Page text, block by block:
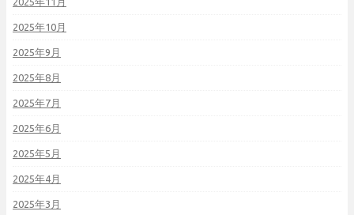
2025年10月
2025年9月
2025年8月
2025年7月
2025年6月
2025年5月
2025年4月
2025年3月